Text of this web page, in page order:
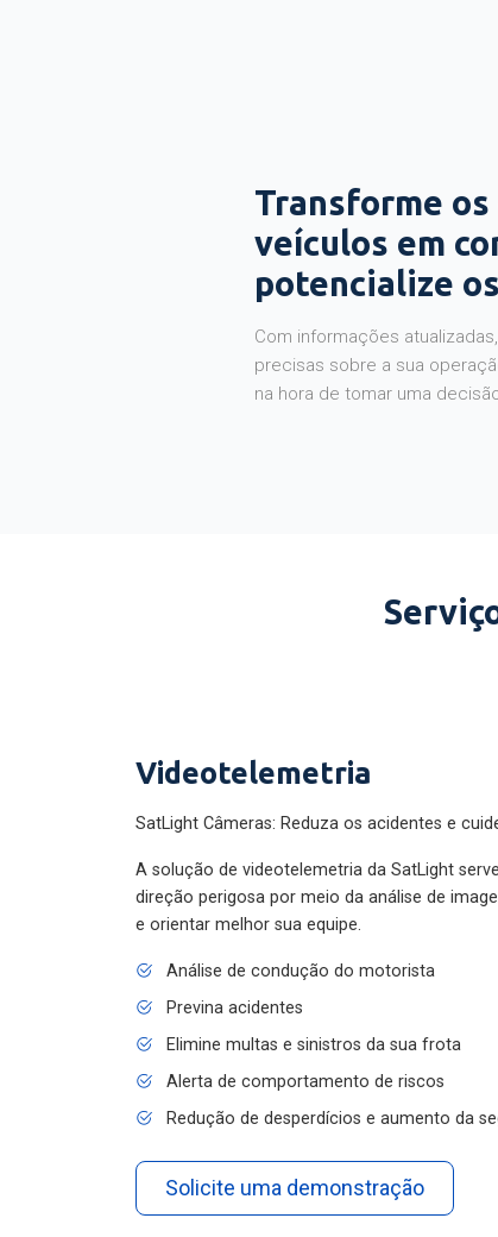
Transforme os
veículos em
potencialize
Com informações
precisas sobre a sua
na hora de tomar uma
Videotelemetria
SatLight Câmeras: Reduza os acidentes e
A solução de videotelemetria da SatLight
direção perigosa por meio da análise de
e orientar melhor sua equipe.
Análise de condução do motorista
Previna acidentes
Elimine multas e sinistros da sua frota
Alerta de comportamento de riscos
Redução de desperdícios e aumento da
Solicite uma demonstração